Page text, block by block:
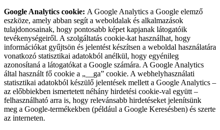
Google Analytics cookie: A Google Analytics a Google elemző
eszköze, amely abban segít a weboldalak és alkalmazások
tulajdonosainak, hogy pontosabb képet kapjanak látogatóik
tevékenységeiről. A szolgáltatás cookie-kat használhat, hogy
információkat gyűjtsön és jelentést készítsen a weboldal használatára
vonatkozó statisztikai adatokból anélkül, hogy egyénileg
azonosítaná a látogatókat a Google számára. A Google Analytics
által használt fő cookie a „__ga” cookie. A webhelyhasználati
statisztikai adatokból készülő jelentések mellett a Google Analytics –
az előbbiekben ismertetett néhány hirdetési cookie-val együtt –
felhasználható arra is, hogy relevánsabb hirdetéseket jelenítsünk
meg a Google-termékekben (például a Google Keresésben) és szerte
az interneten.